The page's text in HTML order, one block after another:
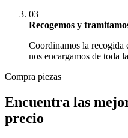
03
Recogemos y
Coordinamos la
nos encargamos de toda
Compra piezas
Encuentra las
precio